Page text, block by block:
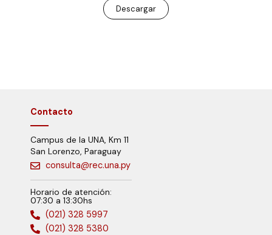
Descargar
Contacto
Campus de la UNA, Km 11
San Lorenzo, Paraguay
consulta@rec.una.py
Horario de atención:
07:30 a 13:30hs
(021) 328 5997
(021) 328 5380